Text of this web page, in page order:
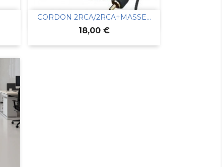
CORDON 2RCA/2RCA+MASSE...
Prix
18,00 €
Aperçu rapide